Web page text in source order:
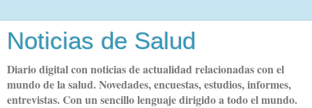
Noticias de Salud
Diario digital con noticias de actualidad relacionadas con el
mundo de la salud. Novedades, encuestas, estudios, informes,
entrevistas. Con un sencillo lenguaje dirigido a todo el mundo.